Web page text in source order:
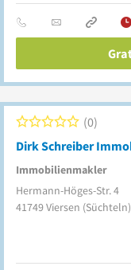
Dirk Schreiber
Immobilienmakler
0
Hermann-Höges-Str. 4
41749Viersen (Süchteln)